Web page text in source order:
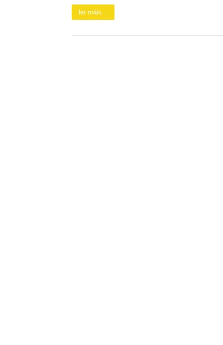
ler máis...